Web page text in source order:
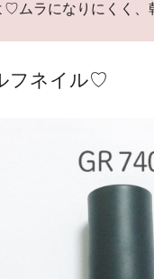
♡ムラになりにくく、
フネイル♡